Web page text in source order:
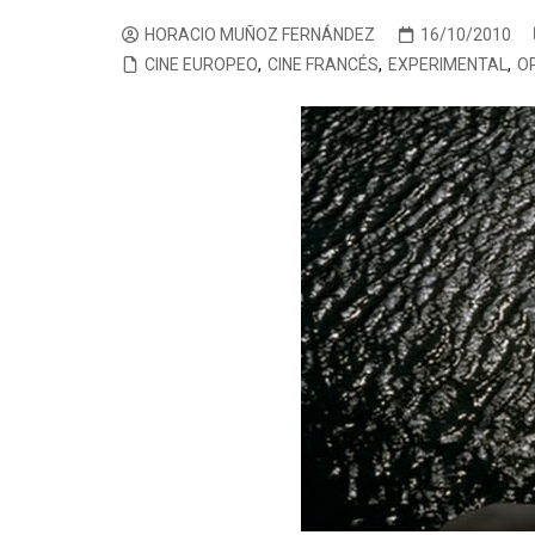
CINE
CINE
CINE ORIENTAL
CORTOMETRAJES
COMEDIA
CÓMIC
DOCUMENTAL
EXPERIMENTAL
ÉPOCA
ERÓTICO
FANTASÍA
HISTÓRICA
MÚSICA
NATURALEZA
THRILLER
WESTERN
HORACIO MUÑOZ FERNÁNDEZ 16/10/2010
CINE EUROPEO, CINE FRANCÉS, EXPERIMENTAL ,